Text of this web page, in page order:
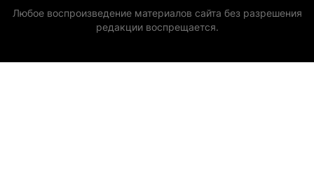
Любое воспроизведение материалов сайта без разрешения
редакции воспрещается.